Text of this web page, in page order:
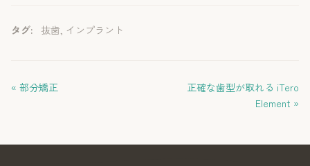
タグ: 抜歯, インプラント
« 部分矯正
正確な歯型が取れる iTero
Element »